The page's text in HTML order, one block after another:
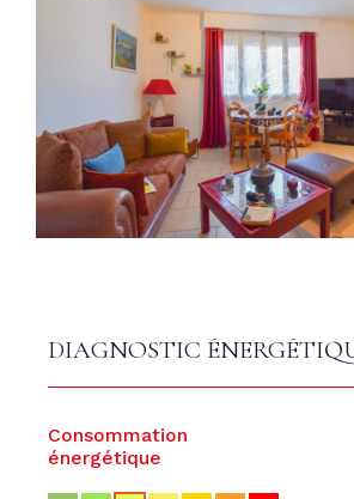
DIAGNOSTIC
Consommation
énergétique